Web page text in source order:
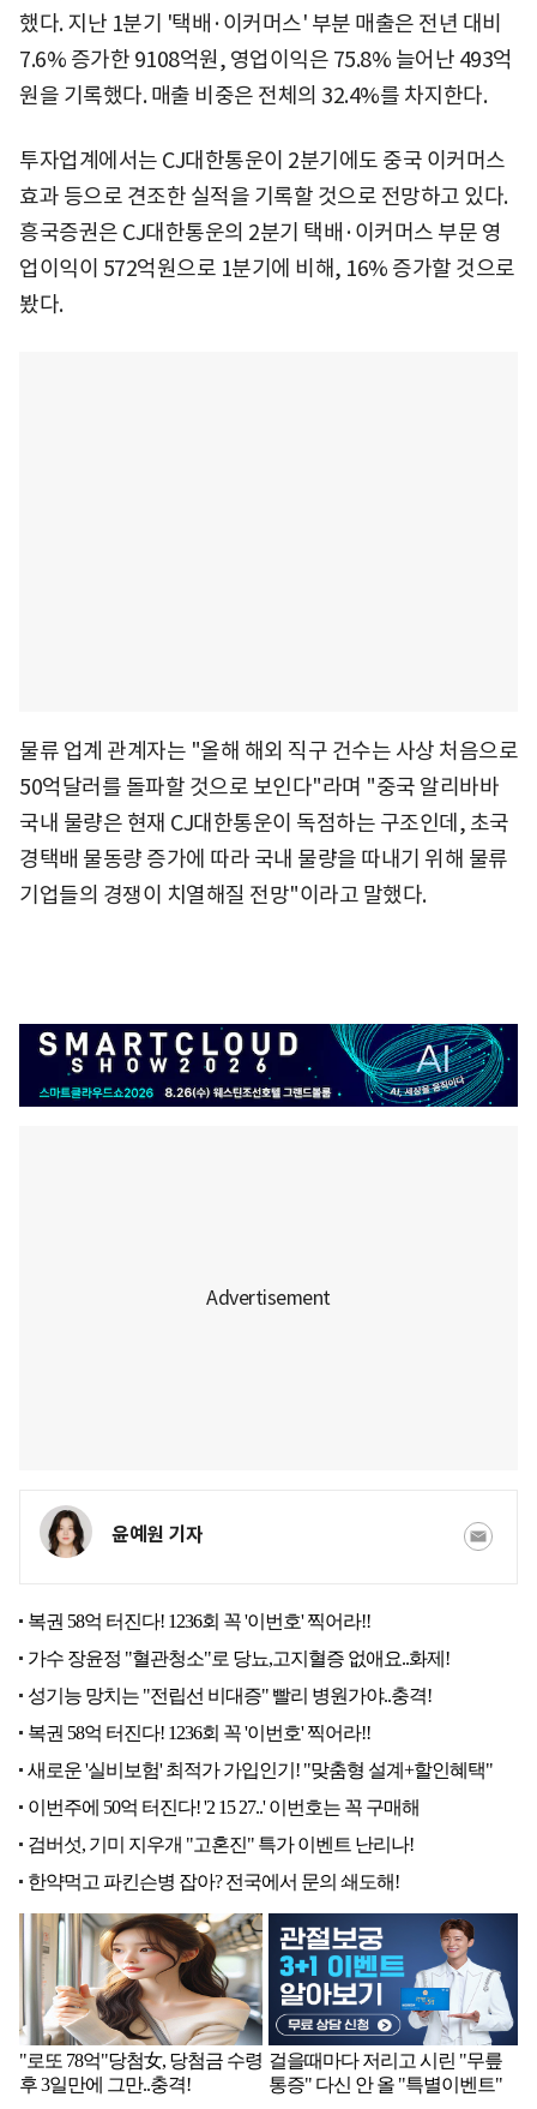
했다. 지난 1분기 '택배·이커머스' 부분 매출은 전년 대비
7.6% 증가한 9108억원, 영업이익은 75.8% 늘어난 493억
원을 기록했다. 매출 비중은 전체의 32.4%를 차지한다.
투자업계에서는 CJ대한통운이 2분기에도 중국 이커머스
효과 등으로 견조한 실적을 기록할 것으로 전망하고 있다.
흥국증권은 CJ대한통운의 2분기 택배·이커머스 부문 영
업이익이 572억원으로 1분기에 비해, 16% 증가할 것으로
봤다.
물류 업계 관계자는 "올해 해외 직구 건수는 사상 처음으로
50억달러를 돌파할 것으로 보인다"라며 "중국 알리바바
국내 물량은 현재 CJ대한통운이 독점하는 구조인데, 초국
경택배 물동량 증가에 따라 국내 물량을 따내기 위해 물류
기업들의 경쟁이 치열해질 전망"이라고 말했다.
윤예원 기자